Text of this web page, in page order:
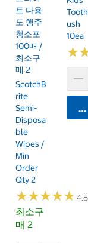
트 다용
도 행주
청소포
100매 /
최소구
매 2
ScotchB
Rite
Semi-
Disposa
Ble
Wipes /
Min
Order
Qty 2
★★★★★
★★★★★
최소구
매 2
Ush
10ea
★
★